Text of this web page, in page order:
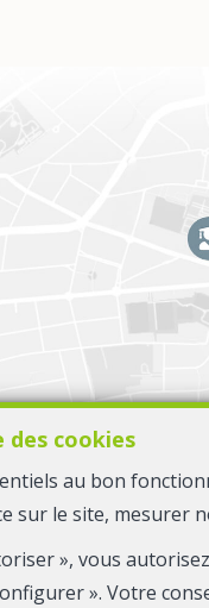
cookies
au bon
sur le site, mesurer
», vous
». Votre